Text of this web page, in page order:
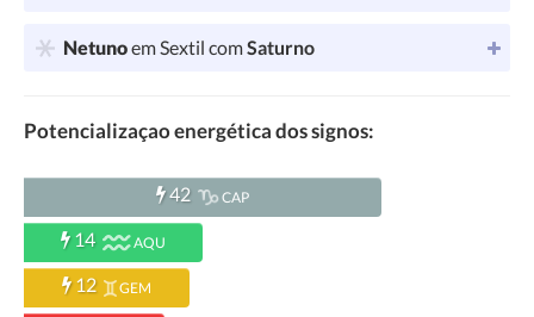
Netunoem Sextil comSaturno
Potencializaçao energética dos signos:
42 CAP
14 AQU
12 GEM